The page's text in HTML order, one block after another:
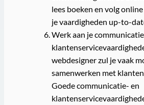
lees boeken en volg
je vaardigheden up-to-
Werk aan je
webdesigner zul je vaak
samenwerken met klanten
Goede communicatie- en